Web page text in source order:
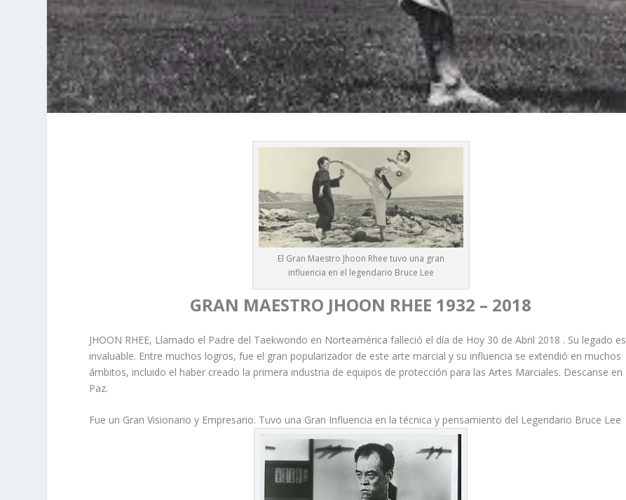
El Gran Maestro Jhoon Rhee tuvo una gran
influencia en el legendario Bruce Lee
GRAN MAESTRO JHOON RHEE 1932 – 2018
JHOON RHEE, Llamado el Padre del Taekwondo en Norteamérica falleció el día de Hoy 30 de Abril 2018 . Su legado es
invaluable. Entre muchos logros, fue el gran popularizador de este arte marcial y su influencia se extendió en muchos
ámbitos, incluido el haber creado la primera industria de equipos de protección para las Artes Marciales. Descanse en
Paz.
Fue un Gran Visionario y Empresario. Tuvo una Gran Influencia en la técnica y pensamiento del Legendario Bruce Lee